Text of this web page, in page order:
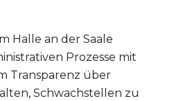
Halle an der Saale
Prozesse mit
Transparenz über
Schwachstellen zu